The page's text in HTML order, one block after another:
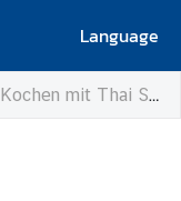
Language
Kochen mit Thai SELECT